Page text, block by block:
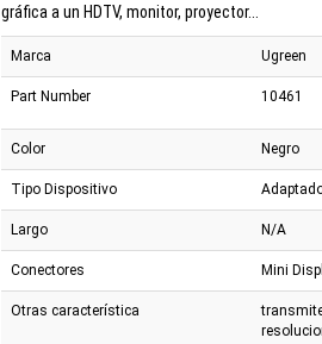
Cargador Havit
gráfica a un HDTV, monitor, proyector...
Marca Ugreen
Part Number 10461
Color Negro
Tipo Dispositivo
Largo N/A
Conectores Mini
Otras característica